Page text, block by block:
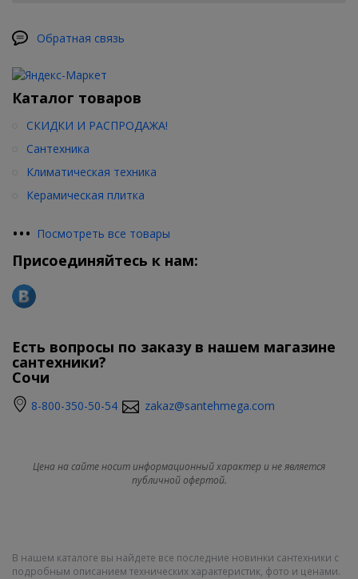
Обратная связь
Каталог товаров
СКИДКИ И РАСПРОДАЖА!
Сантехника
Климатическая техника
Керамическая плитка
••• Посмотреть все товары
Присоединяйтесь к нам:
Есть вопросы по заказу в нашем магазине
сантехники?
Сочи
8-800-350-50-54 zakaz@santehmega.com
Цена на сайте носит информационный характер и не является
публичной офертой.
В нашем каталоге вы найдете все последние новинки сантехники с
подробным описанием технических характеристик, фото и ценами.